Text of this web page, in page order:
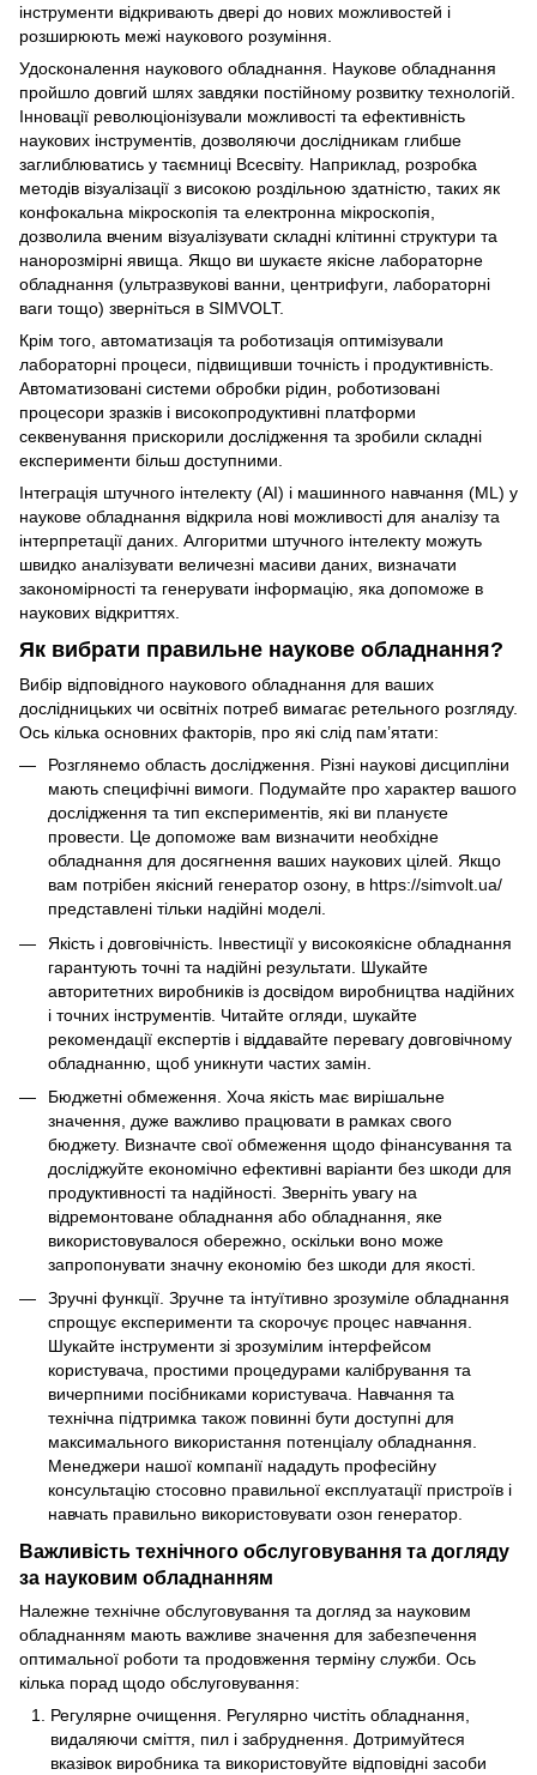
інструменти відкривають двері до нових можливостей і
розширюють межі наукового розуміння.
Удосконалення наукового обладнання. Наукове обладнання
пройшло довгий шлях завдяки постійному розвитку технологій.
Інновації революціонізували можливості та ефективність
наукових інструментів, дозволяючи дослідникам глибше
заглиблюватись у таємниці Всесвіту. Наприклад, розробка
методів візуалізації з високою роздільною здатністю, таких як
конфокальна мікроскопія та електронна мікроскопія,
дозволила вченим візуалізувати складні клітинні структури та
нанорозмірні явища. Якщо ви шукаєте якісне лабораторне
обладнання (ультразвукові ванни, центрифуги, лабораторні
ваги тощо) зверніться в SIMVOLT.
Крім того, автоматизація та роботизація оптимізували
лабораторні процеси, підвищивши точність і продуктивність.
Автоматизовані системи обробки рідин, роботизовані
процесори зразків і високопродуктивні платформи
секвенування прискорили дослідження та зробили складні
експерименти більш доступними.
Інтеграція штучного інтелекту (AI) і машинного навчання (ML) у
наукове обладнання відкрила нові можливості для аналізу та
інтерпретації даних. Алгоритми штучного інтелекту можуть
швидко аналізувати величезні масиви даних, визначати
закономірності та генерувати інформацію, яка допоможе в
наукових відкриттях.
Як вибрати правильне наукове обладнання?
Вибір відповідного наукового обладнання для ваших
дослідницьких чи освітніх потреб вимагає ретельного розгляду.
Ось кілька основних факторів, про які слід пам’ятати:
Розглянемо область дослідження. Різні наукові дисципліни
мають специфічні вимоги. Подумайте про характер вашого
дослідження та тип експериментів, які ви плануєте
провести. Це допоможе вам визначити необхідне
обладнання для досягнення ваших наукових цілей. Якщо
вам потрібен якісний генератор озону, в https://simvolt.ua/
представлені тільки надійні моделі.
Якість і довговічність. Інвестиції у високоякісне обладнання
гарантують точні та надійні результати. Шукайте
авторитетних виробників із досвідом виробництва надійних
і точних інструментів. Читайте огляди, шукайте
рекомендації експертів і віддавайте перевагу довговічному
обладнанню, щоб уникнути частих замін.
Бюджетні обмеження. Хоча якість має вирішальне
значення, дуже важливо працювати в рамках свого
бюджету. Визначте свої обмеження щодо фінансування та
досліджуйте економічно ефективні варіанти без шкоди для
продуктивності та надійності. Зверніть увагу на
відремонтоване обладнання або обладнання, яке
використовувалося обережно, оскільки воно може
запропонувати значну економію без шкоди для якості.
Зручні функції. Зручне та інтуїтивно зрозуміле обладнання
спрощує експерименти та скорочує процес навчання.
Шукайте інструменти зі зрозумілим інтерфейсом
користувача, простими процедурами калібрування та
вичерпними посібниками користувача. Навчання та
технічна підтримка також повинні бути доступні для
максимального використання потенціалу обладнання.
Менеджери нашої компанії нададуть професійну
консультацію стосовно правильної експлуатації пристроїв і
навчать правильно використовувати озон генератор.
Важливість технічного обслуговування та догляду
за науковим обладнанням
Належне технічне обслуговування та догляд за науковим
обладнанням мають важливе значення для забезпечення
оптимальної роботи та продовження терміну служби. Ось
кілька порад щодо обслуговування:
Регулярне очищення. Регулярно чистіть обладнання,
видаляючи сміття, пил і забруднення. Дотримуйтеся
вказівок виробника та використовуйте відповідні засоби